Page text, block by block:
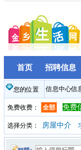
首页 招聘信息
您的位置 信息中心信
免费收费： 全部 免费
选择分类： 房屋中介